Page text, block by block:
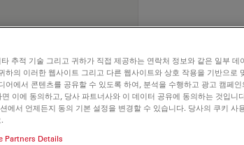
Objective
best fit for
추적 기술 그리고 귀하가 직접 제공하는 연락처 정보와 같은 일부 데
하의 이러한 웹사이트 그리고 다른 웹사이트와 상호 작용을 기반으로
어에서 콘텐츠를 공유할 수 있도록 하여, 분석을 수행하고 광고 캠페
이에 동의하고, 당사 파트너사와 이 데이터 공유에 동의하는 것입니
에서 언제든지 동의 기본 설정을 변경할 수 있습니다. 당사의 쿠키 사
Partners Details